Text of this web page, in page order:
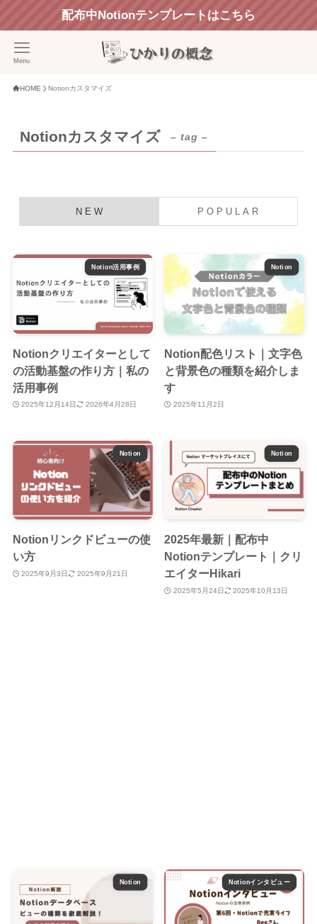
配布中Notionテンプレートはこちら
Menu
HOME Notionカスタマイズ
Notionカスタマイズ – tag –
N E W P O P U L A R
Notion活用事例
Notionクリエイターとして
の活動基盤の作り方｜私の
活用事例
2025年12月14日 2026年4月28日
Notion
Notion配色リスト｜文字色
と背景色の種類を紹介しま
す
2025年11月2日
Notion
Notionリンクドビューの使
い方
2025年9月3日 2025年9月21日
Notion
2025年最新｜配布中
Notionテンプレート｜クリ
エイターHikari
2025年5月24日 2025年10月13日
Notion Notionインタビュー